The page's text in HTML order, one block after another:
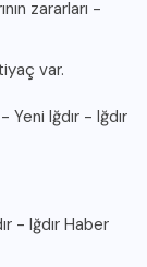
zararları -
var.
Yeni Iğdır - Iğdır
- Iğdır Haber